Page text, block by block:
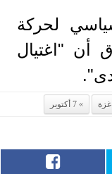
لحركة
"اغتيال
غزة 7 أكتوبر